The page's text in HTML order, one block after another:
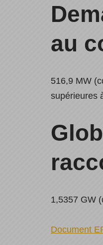
au
516,9 MW
supérieures
1,5357 GW
Document